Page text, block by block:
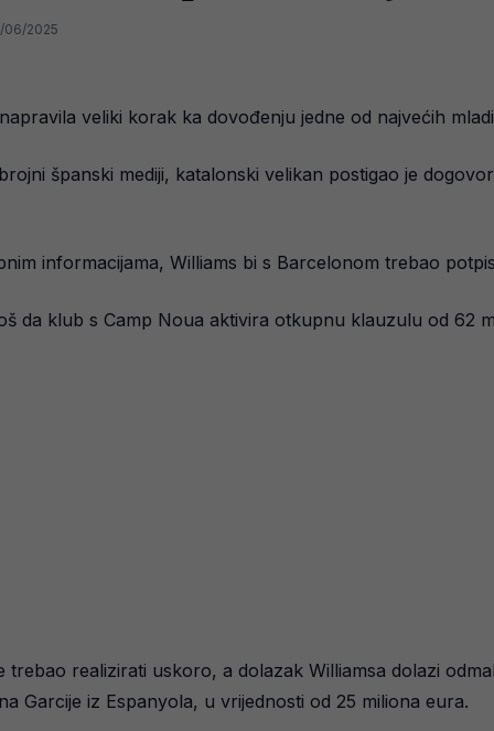
06/2025
veliki korak ka dovođenju jedne od najvećih
španski mediji, katalonski velikan postigao je
informacijama, Williams bi s Barcelonom trebao
da klub s Camp Noua aktivira otkupnu klauzulu od 62
trebao realizirati uskoro, a dolazak Williamsa dolazi
Garcije iz Espanyola, u vrijednosti od 25 miliona eura.